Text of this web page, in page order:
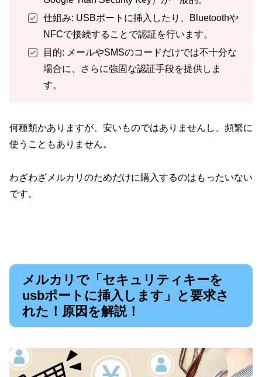
仕組み: USBポートに挿入したり、Bluetoothや
NFCで接続することで認証を行います。
目的: メールやSMSのコードだけでは不十分な
場合に、さらに強固な認証手段を提供しま
す。
何種類かありますが、安いものではありませんし、頻繁に
使うこともありません。
わざわざメルカリのためだけに購入するのはもったいない
です。
メルカリで「セキュリティキーを
usbポートに挿入します」と要求さ
れた！原因を解説！